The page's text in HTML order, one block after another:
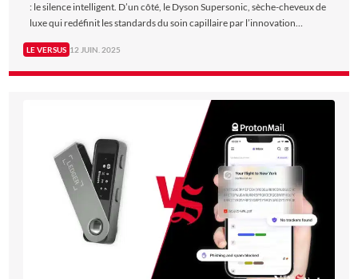
: le silence intelligent. D’un côté, le Dyson Supersonic, sèche-cheveux de
luxe qui redéfinit les standards du soin capillaire par l’innovation
monde incontesté de la réduction active du bruit. L’un s’attaque au
vacarme pour le dompter, l’autre l’élimine avant même qu’il ne vous
puissante et discrète. The New Siècle a mené Le Versus entre ces deux
maîtres du silence. Alors, lequel saura le mieux le sublimer, pour l’usage,
LE VERSUS 12 JUIN. 2025